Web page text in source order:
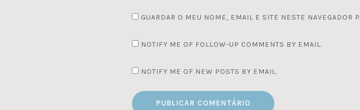
GUARDAR O MEU NOME, EMAIL E SITE NESTE NAVEGADOR
NOTIFY ME OF FOLLOW-UP COMMENTS BY EMAIL.
NOTIFY ME OF NEW POSTS BY EMAIL.